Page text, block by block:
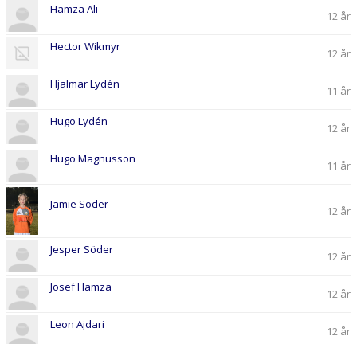
Hamza Ali 12 år
Hector Wikmyr 12 år
Hjalmar Lydén 11 år
Hugo Lydén 12 år
Hugo Magnusson 11 år
Jamie Söder 12 år
Jesper Söder 12 år
Josef Hamza 12 år
Leon Ajdari 12 år